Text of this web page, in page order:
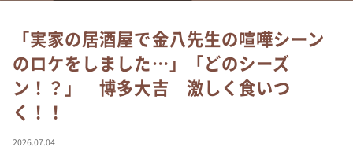
なるみ・岡村の過ぎるTV
相席食堂
これ余談なんですけど・・・
～人生密着トークバラエティ！～ やすとものいたっ
て真剣です
「実家の居酒屋で金八先生の喧嘩シーン
のロケをしました…」「どのシーズ
ン！？」 博多大吉 激しく食いつ
く！！
2026.07.04